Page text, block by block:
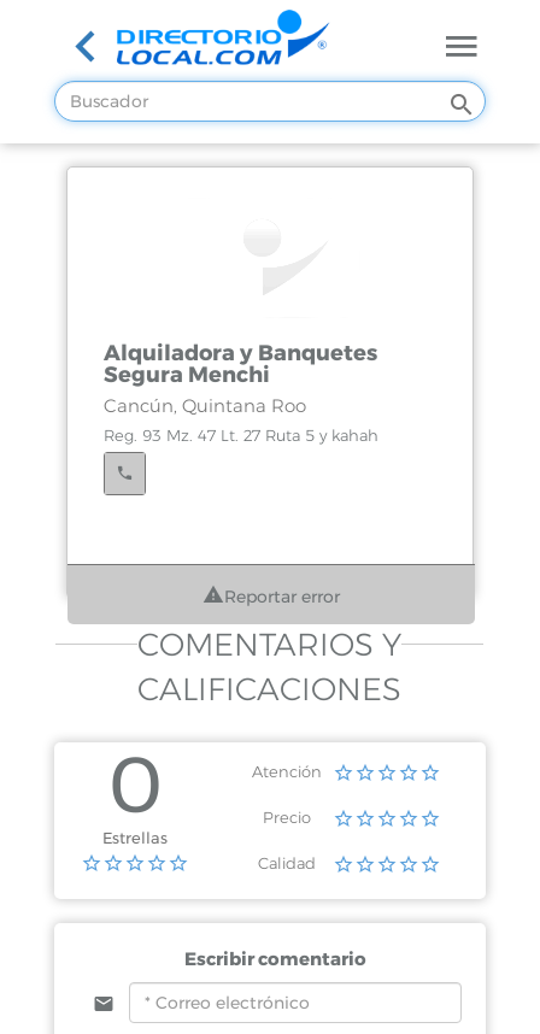
Alquiladora y Banquetes
Segura Menchi
Cancún, Quintana Roo
Reg. 93 Mz. 47 Lt. 27 Ruta 5 y kahah
Reportar error
COMENTARIOS Y
CALIFICACIONES
0
Estrellas
Atención
Precio
Calidad
Escribir comentario